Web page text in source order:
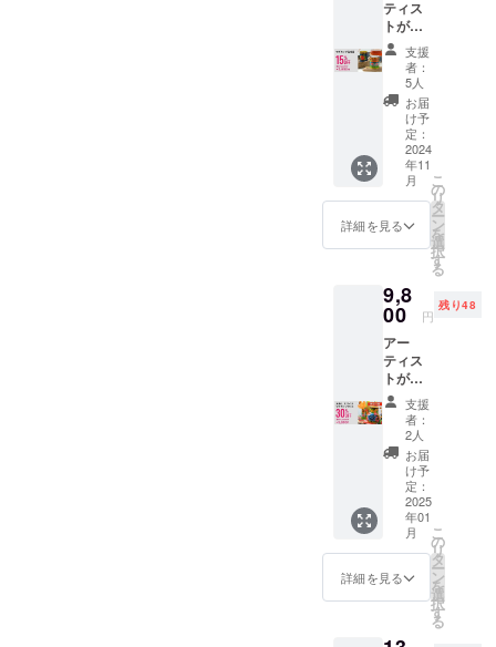
希望の
方 お好
きな色
合いを
お選び
くださ
い。柄
はラン
ダムと
なりま
す。 ★
お好み
の色合
欄でお
知らせ
い★ ・
青系、
赤系、
イエ
ロー
系、グ
リーン
系、黒
系、そ
の他
ミック
ス 発送
ト運輸
や郵便
㎝ ご注
意点 雑
貨とし
て花瓶
代わり
や小物
入れ、
インテ
リアと
してお
楽しみ
くださ
い。 ■
方 お好
きな色
お選び
くださ
い。柄
はラン
ダムと
なりま
す。 ★
お好み
の色合
いがあ
る場合
は備考
欄でお
知らせ
ティス
トが手
描きで
描いた
トラッ
クアー
トを施
したマ
グカッ
プ 早期
割引
15％引
き 通常
3500円
の品を
5950円
サイ
ズ：
縦 9.5
㎝ 底7.5
㎝ 開口
部8.1㎝
素材：
ホー
ロー製
ご注意
点 雑貨
として
花瓶代
わりや
小物入
支援
者：
5人
お届
け予
定：
2024
年11
月
詳細を見る
こ
の
リ
タ
ー
ン
を
選
択
す
る
9,8
00 円
残り48
アー
ティス
トが手
描きで
描いた
トラッ
クアー
トを施
した水
差し大
通常価
格
7000円
と マ
グカッ
支援
者：
2人
お届
け予
定：
2025
年01
月
詳細を見る
こ
の
リ
タ
ー
ン
を
選
択
す
る